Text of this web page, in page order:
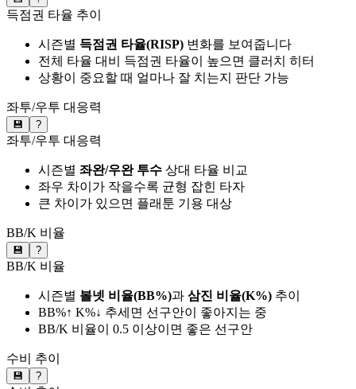
득점권 타율 추이
시즌별 득점권 타율(RISP) 변화를 보여줍니다
전체 타율 대비 득점권 타율이 높으면 클러치 히터
상황이 중요할 때 얼마나 잘 치는지 판단 가능
좌투/우투 대응력
💾 ?
좌투/우투 대응력
시즌별 좌완/우완 투수 상대 타율 비교
좌우 차이가 작을수록 균형 잡힌 타자
큰 차이가 있으면 플래툰 기용 대상
BB/K 비율
💾 ?
BB/K 비율
시즌별 볼넷 비율(BB%)과 삼진 비율(K%) 추이
BB%↑ K%↓ 추세면 선구안이 좋아지는 중
BB/K 비율이 0.5 이상이면 좋은 선구안
수비 추이
💾 ?